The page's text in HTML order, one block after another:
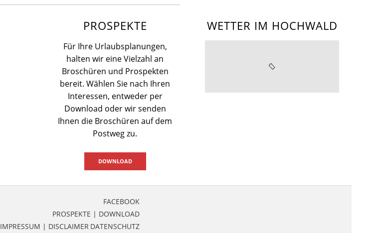
PROSPEKTE
Für Ihre Urlaubsplanungen,
halten wir eine Vielzahl an
Broschüren und Prospekten
bereit. Wählen Sie nach Ihren
Interessen, entweder per
Download oder wir senden
Ihnen die Broschüren auf dem
Postweg zu.
DOWNLOAD
WETTER IM HOCHWALD
FACEBOOK
PROSPEKTE | DOWNLOAD
IMPRESSUM | DISCLAIMER DATENSCHUTZ